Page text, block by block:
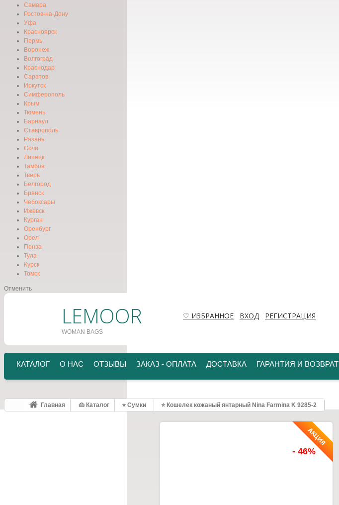
Самара
Ростов-на-Дону
Уфа
Красноярск
Пермь
Воронеж
Волгоград
Краснодар
Саратов
Иркутск
Симферополь
Крым
Тюмень
Барнаул
Ставрополь
Рязань
Сочи
Липецк
Тамбов
Тверь
Белгород
Брянск
Чебоксары
Ижевск
Курган
Оренбург
Орел
Пенза
Тула
Курск
Томск
Отменить
LEMOOR
WOMAN BAGS
♡ ИЗБРАННОЕ ВХОД РЕГИСТРАЦИЯ
КАТАЛОГ О НАС ОТЗЫВЫ ЗАКАЗ - ОПЛАТА ДОСТАВКА ГАРАНТИЯ И ВОЗВРАТ
Главная 👜 Каталог ⭐ Сумки ⭐ Кошелек кожаный янтарный Nina Farmina K 9285-2
АКЦИЯ
- 46%